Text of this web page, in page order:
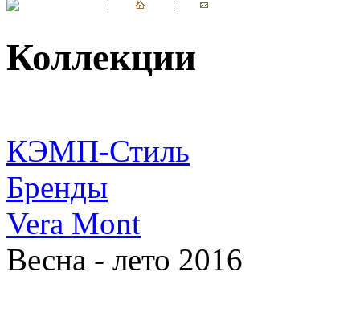
Коллекции
КЭМП-Стиль
Бренды
Vera Mont
Весна - лето 2016